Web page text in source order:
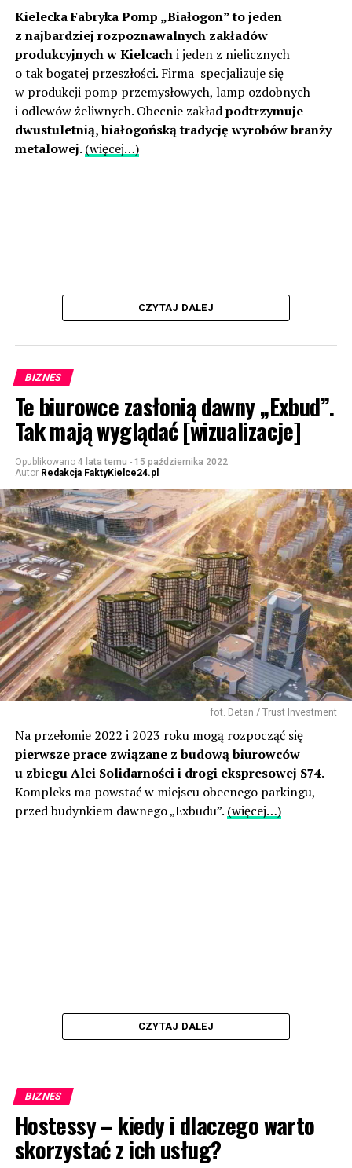
Kielecka Fabryka Pomp „Białogon” to jeden
z najbardziej rozpoznawalnych zakładów
produkcyjnych w Kielcachi jeden z nielicznych
o tak bogatej przeszłości. Firma specjalizuje się
w produkcji pomp przemysłowych, lamp ozdobnych
i odlewów żeliwnych. Obecnie zakładpodtrzymuje
dwustuletnią, białogońską tradycję wyrobów branży
metalowej. (więcej…)
CZYTAJ DALEJ
BIZNES
Te biurowce zasłonią dawny „Exbud”.
Tak mają wyglądać [wizualizacje]
Opublikowano 4 lata temu - 15 października 2022
Autor Redakcja FaktyKielce24.pl
fot. Detan / Trust Investment
Na przełomie 2022 i 2023 roku mogą rozpocząć się
pierwsze prace związane z budową biurowców
u zbiegu Alei Solidarności i drogi ekspresowej S74.
Kompleks ma powstać w miejscu obecnego parkingu,
przed budynkiem dawnego „Exbudu”. (więcej…)
CZYTAJ DALEJ
BIZNES
Hostessy – kiedy i dlaczego warto
skorzystać z ich usług?